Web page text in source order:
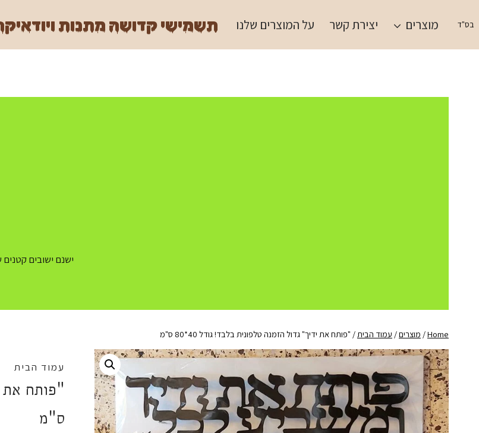
toבס"ד מוצרים יצירת קשר על המוצרים שלנו תשמישי קדושה מתנות ויודאיקה
ישנם ישובים
Home
/ מוצרים/ עמוד הבית / "פותח את ידיך" גדול הזמנה טלפונית בלבד! גודל 40*80 ס"מ
עמוד הבית
ס"מ